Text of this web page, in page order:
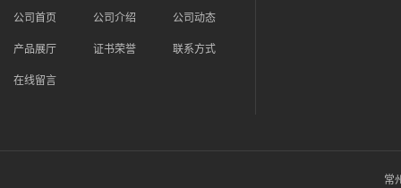
公司首页 公司介绍 公司动态
产品展厅 证书荣誉 联系方式
在线留言
常